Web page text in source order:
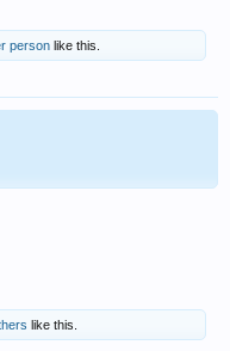
person like this.
like this.